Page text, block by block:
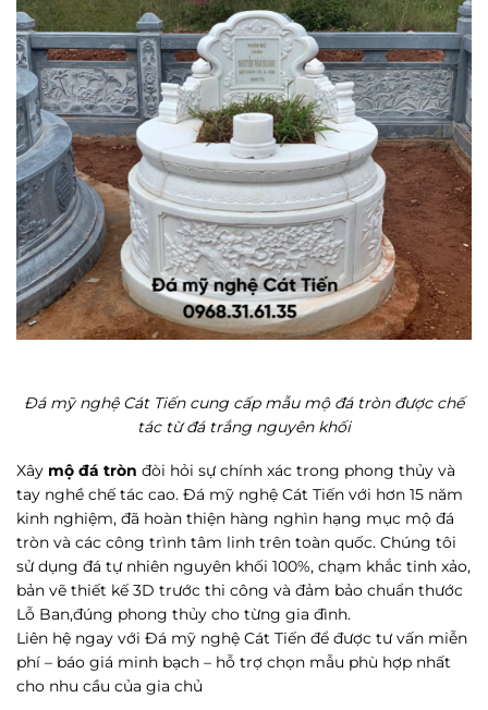
Đá mỹ nghệ Cát Tiến cung cấp mẫu mộ đá tròn được chế
tác từ đá trắng nguyên khối
Xây mộ đá tròn đòi hỏi sự chính xác trong phong thủy và
tay nghề chế tác cao. Đá mỹ nghệ Cát Tiến với hơn 15 năm
kinh nghiệm, đã hoàn thiện hàng nghìn hạng mục mộ đá
tròn và các công trình tâm linh trên toàn quốc. Chúng tôi
sử dụng đá tự nhiên nguyên khối 100%, chạm khắc tinh xảo,
bản vẽ thiết kế 3D trước thi công và đảm bảo chuẩn thước
Lỗ Ban,đúng phong thủy cho từng gia đình.
Liên hệ ngay với Đá mỹ nghệ Cát Tiến để được tư vấn miễn
phí – báo giá minh bạch – hỗ trợ chọn mẫu phù hợp nhất
cho nhu cầu của gia chủ